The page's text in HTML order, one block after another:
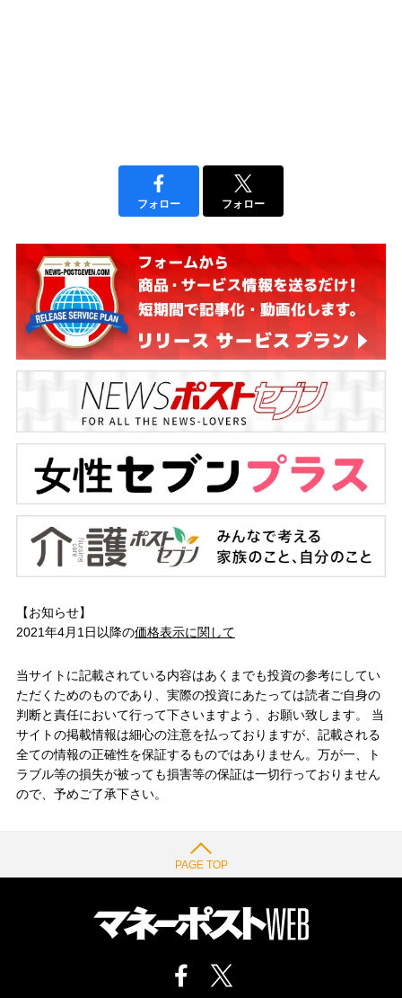
フォロー フォロー
【お知らせ】
2021年4月1日以降の価格表示に関して
当サイトに記載されている内容はあくまでも投資の参考にしてい
ただくためのものであり、実際の投資にあたっては読者ご自身の
判断と責任において行って下さいますよう、お願い致します。 当
サイトの掲載情報は細心の注意を払っておりますが、記載される
全ての情報の正確性を保証するものではありません。万が一、ト
ラブル等の損失が被っても損害等の保証は一切行っておりません
ので、予めご了承下さい。
PAGE TOP